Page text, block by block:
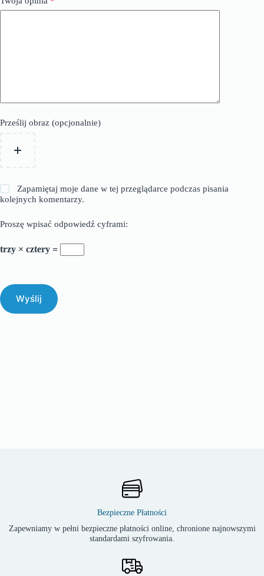
Prześlij obraz (opcjonalnie)
Zapamiętaj moje dane w tej przeglądarce podczas pisania
kolejnych komentarzy.
Proszę wpisać odpowiedź cyframi:
trzy × cztery =
Wyślij
Bezpieczne Płatności
Zapewniamy w pełni bezpieczne płatności online, chronione najnowszymi
standardami szyfrowania.